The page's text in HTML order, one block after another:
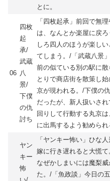
とに。
06
四枚
起
承/
武蔵
八
景/
下僕
の仇
討ち
「四枚起承」前回で無
は、なんとか楽屋に戻
しろ四人のほうが楽し
てしまう。/「武蔵八景
前の似ている別の駅に
とりで商店街を散策し
京が現われる。/下僕の
だったが、新人扱いさ
回りして行動する丸京
に出馬するよう勧められ
ヤン
キー
怖
「ヤンキー怖い」ひな
嫁に行き遅れると大慌て
なぜかしまいには魔梨
た。/「魚政談」今日の